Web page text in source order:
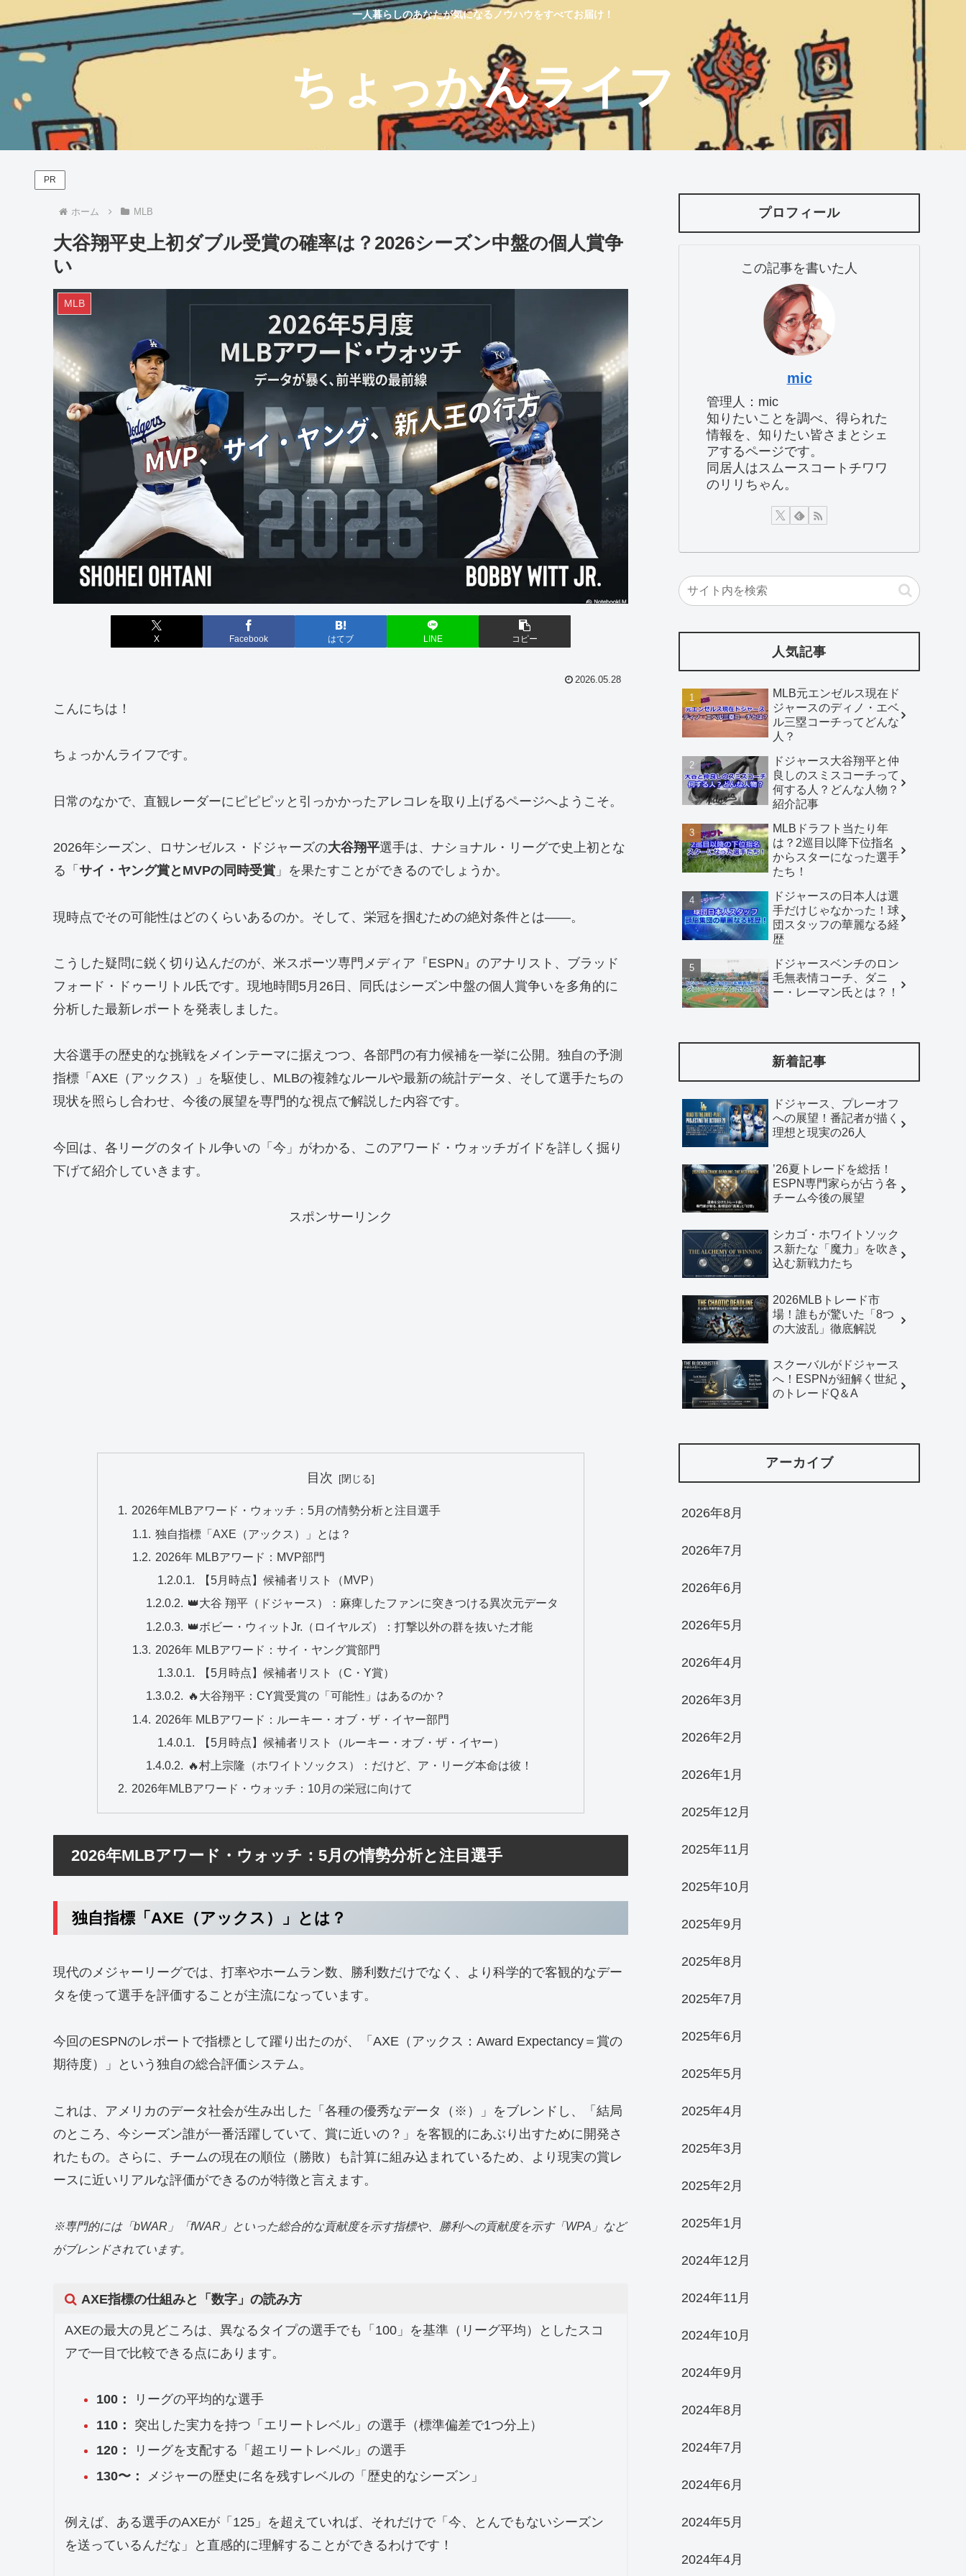
一人暮らしのあなたが気になるノウハウをすべてお届け！
ちょっかんライフ
PR
ホーム MLB
大谷翔平史上初ダブル受賞の確率は？2026シーズン中盤の個人賞争
い
MLB
X Facebook はてブ LINE コピー
2026.05.28
こんにちは！
ちょっかんライフです。
日常のなかで、直観レーダーにピピピッと引っかかったアレコレを取り上げるページへようこそ。
2026年シーズン、ロサンゼルス・ドジャーズの大谷翔平選手は、ナショナル・リーグで史上初とな
る「 サイ・ヤング賞とMVPの同時受賞 」を果たすことができるのでしょうか。
現時点でその可能性はどのくらいあるのか。そして、栄冠を掴むための絶対条件とは――。
こうした疑問に鋭く切り込んだのが、米スポーツ専門メディア『ESPN』のアナリスト、ブラッド
フォード・ドゥーリトル氏です。現地時間5月26日、同氏はシーズン中盤の個人賞争いを多角的に
分析した最新レポートを発表しました。
大谷選手の歴史的な挑戦をメインテーマに据えつつ、各部門の有力候補を一挙に公開。独自の予測
指標「AXE（アックス）」を駆使し、MLBの複雑なルールや最新の統計データ、そして選手たちの
現状を照らし合わせ、今後の展望を専門的な視点で解説した内容です。
今回は、各リーグのタイトル争いの「今」がわかる、このアワード・ウォッチガイドを詳しく掘り
下げて紹介していきます。
スポンサーリンク
目次
2026年MLBアワード・ウォッチ：5月の情勢分析と注目選手
独自指標「AXE（アックス）」とは？
2026年 MLBアワード：MVP部門
【5月時点】候補者リスト（MVP）
👑大谷 翔平（ドジャース）：麻痺したファンに突きつける異次元データ
👑ボビー・ウィットJr.（ロイヤルズ）：打撃以外の群を抜いた才能
2026年 MLBアワード：サイ・ヤング賞部門
【5月時点】候補者リスト（C・Y賞）
🔥大谷翔平：CY賞受賞の「可能性」はあるのか？
2026年 MLBアワード：ルーキー・オブ・ザ・イヤー部門
【5月時点】候補者リスト（ルーキー・オブ・ザ・イヤー）
🔥村上宗隆（ホワイトソックス）：だけど、ア・リーグ本命は彼！
2026年MLBアワード・ウォッチ：10月の栄冠に向けて
2026年MLBアワード・ウォッチ：5月の情勢分析と注目選手
独自指標「AXE（アックス）」とは？
現代のメジャーリーグでは、打率やホームラン数、勝利数だけでなく、より科学的で客観的なデー
タを使って選手を評価することが主流になっています。
今回のESPNのレポートで指標として躍り出たのが、「AXE（アックス：Award Expectancy＝賞の
期待度）」という独自の総合評価システム。
これは、アメリカのデータ社会が生み出した「各種の優秀なデータ（※）」をブレンドし、「結局
のところ、今シーズン誰が一番活躍していて、賞に近いの？」を客観的にあぶり出すために開発さ
れたもの。さらに、チームの現在の順位（勝敗）も計算に組み込まれているため、より現実の賞レ
ースに近いリアルな評価ができるのが特徴と言えます。
※専門的には「bWAR」「fWAR」といった総合的な貢献度を示す指標や、勝利への貢献度を示す「WPA」など
がブレンドされています。
AXE指標の仕組みと「数字」の読み方
AXEの最大の見どころは、異なるタイプの選手でも「100」を基準（リーグ平均）としたスコ
アで一目で比較できる点にあります。
100：
リーグの平均的な選手
110：
突出した実力を持つ「エリートレベル」の選手（標準偏差で1つ分上）
120：
リーグを支配する「超エリートレベル」の選手
130〜：
メジャーの歴史に名を残すレベルの「歴史的なシーズン」
例えば、ある選手のAXEが「125」を超えていれば、それだけで「今、とんでもないシーズン
を送っているんだな」と直感的に理解することができるわけです！
プロフィール
この記事を書いた人
mic
管理人：mic
知りたいことを調べ、得られた
情報を、知りたい皆さまとシェ
アするページです。
同居人はスムースコートチワワ
のリリちゃん。
人気記事
MLB元エンゼルス現在ド
ジャースのディノ・エベ
ル三塁コーチってどんな
人？
ドジャース大谷翔平と仲
良しのスミスコーチって
何する人？どんな人物？
紹介記事
MLBドラフト当たり年
は？2巡目以降下位指名
からスターになった選手
たち！
ドジャースの日本人は選
手だけじゃなかった！球
団スタッフの華麗なる経
歴
ドジャースベンチのロン
毛無表情コーチ、ダニ
ー・レーマン氏とは？！
新着記事
ドジャース、プレーオフ
への展望！番記者が描く
理想と現実の26人
’26夏トレードを総括！
ESPN専門家らが占う各
チーム今後の展望
シカゴ・ホワイトソック
ス新たな「魔力」を吹き
込む新戦力たち
2026MLBトレード市
場！誰もが驚いた「8つ
の大波乱」徹底解説
スクーバルがドジャース
へ！ESPNが紐解く世紀
のトレードQ＆A
アーカイブ
2026年8月
2026年7月
2026年6月
2026年5月
2026年4月
2026年3月
2026年2月
2026年1月
2025年12月
2025年11月
2025年10月
2025年9月
2025年8月
2025年7月
2025年6月
2025年5月
2025年4月
2025年3月
2025年2月
2025年1月
2024年12月
2024年11月
2024年10月
2024年9月
2024年8月
2024年7月
2024年6月
2024年5月
2024年4月